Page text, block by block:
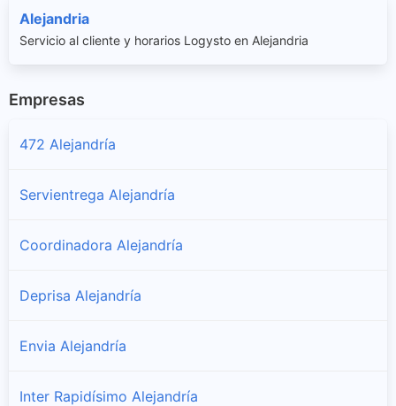
Alejandria
Servicio al cliente y horarios Logysto en Alejandria
Empresas
472 Alejandría
Servientrega Alejandría
Coordinadora Alejandría
Deprisa Alejandría
Envia Alejandría
Inter Rapidísimo Alejandría